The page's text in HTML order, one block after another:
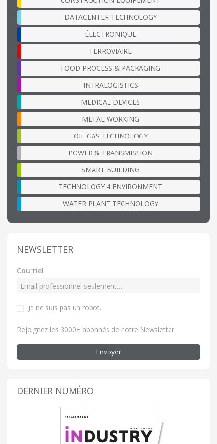
DATACENTER TECHNOLOGY
ÉLECTRONIQUE
FERROVIAIRE
FOOD PROCESS & PACKAGING
INTRALOGISTICS
MEDICAL DEVICES
METAL WORKING
OIL GAS TECHNOLOGY
POWER & TRANSMISSION
SMART BUILDING
TECHNOLOGY 4 ENVIRONMENT
WATER PLANT TECHNOLOGY
NEWSLETTER
Courriel
Je ne suis pas un robot.
Rejoignez les 3000+ abonnés de notre Newsletter
Envoyer
DERNIER NUMÉRO